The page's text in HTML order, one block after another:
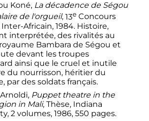
Koné, La décadence de Ségou
de l'orgueil, 13eConcours
Africain, 1984. Histoire,
interprétée, des rivalités au
Bambara de Ségou et
devant les troupes
ainsi que le cruel et inutile
du nourrisson, héritier du
par des soldats français.
Puppet theatre in the
in Mali, Thèse, Indiana
2 volumes, 1986, 550 pages.